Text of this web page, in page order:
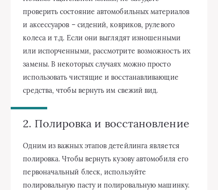
проверить состояние автомобильных материалов
и аксессуаров – сидений, ковриков, рулевого
колеса и т.д. Если они выглядят изношенными
или испорченными, рассмотрите возможность их
замены. В некоторых случаях можно просто
использовать чистящие и восстанавливающие
средства, чтобы вернуть им свежий вид.
2. Полировка и восстановление
Одним из важных этапов детейлинга является
полировка. Чтобы вернуть кузову автомобиля его
первоначальный блеск, используйте
полировальную пасту и полировальную машинку.